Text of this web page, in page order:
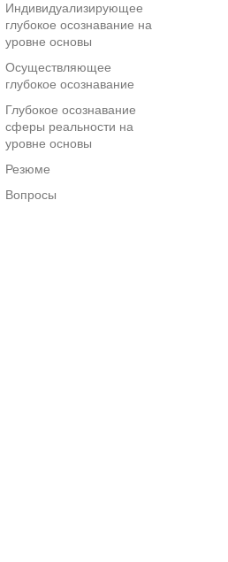
Индивидуализирующее
глубокое осознавание на
уровне основы
Осуществляющее
глубокое осознавание
Глубокое осознавание
сферы реальности на
уровне основы
Резюме
Вопросы